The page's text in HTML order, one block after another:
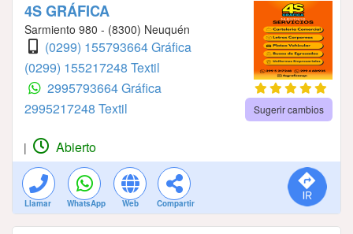
4S GRÁFICA
Sarmiento 980 - (8300) Neuquén
(0299) 155793664 Gráfica
(0299) 155217248 Textil
2995793664 Gráfica
2995217248 Textil
Sugerir cambios
| Abierto
Llamar WhatsApp Web Compartir